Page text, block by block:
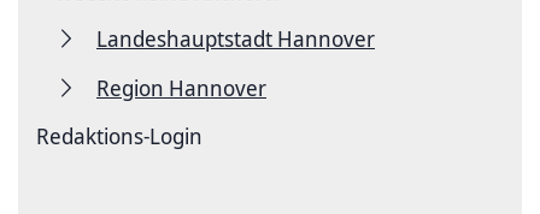
Landeshauptstadt Hannover
Region Hannover
Redaktions-Login